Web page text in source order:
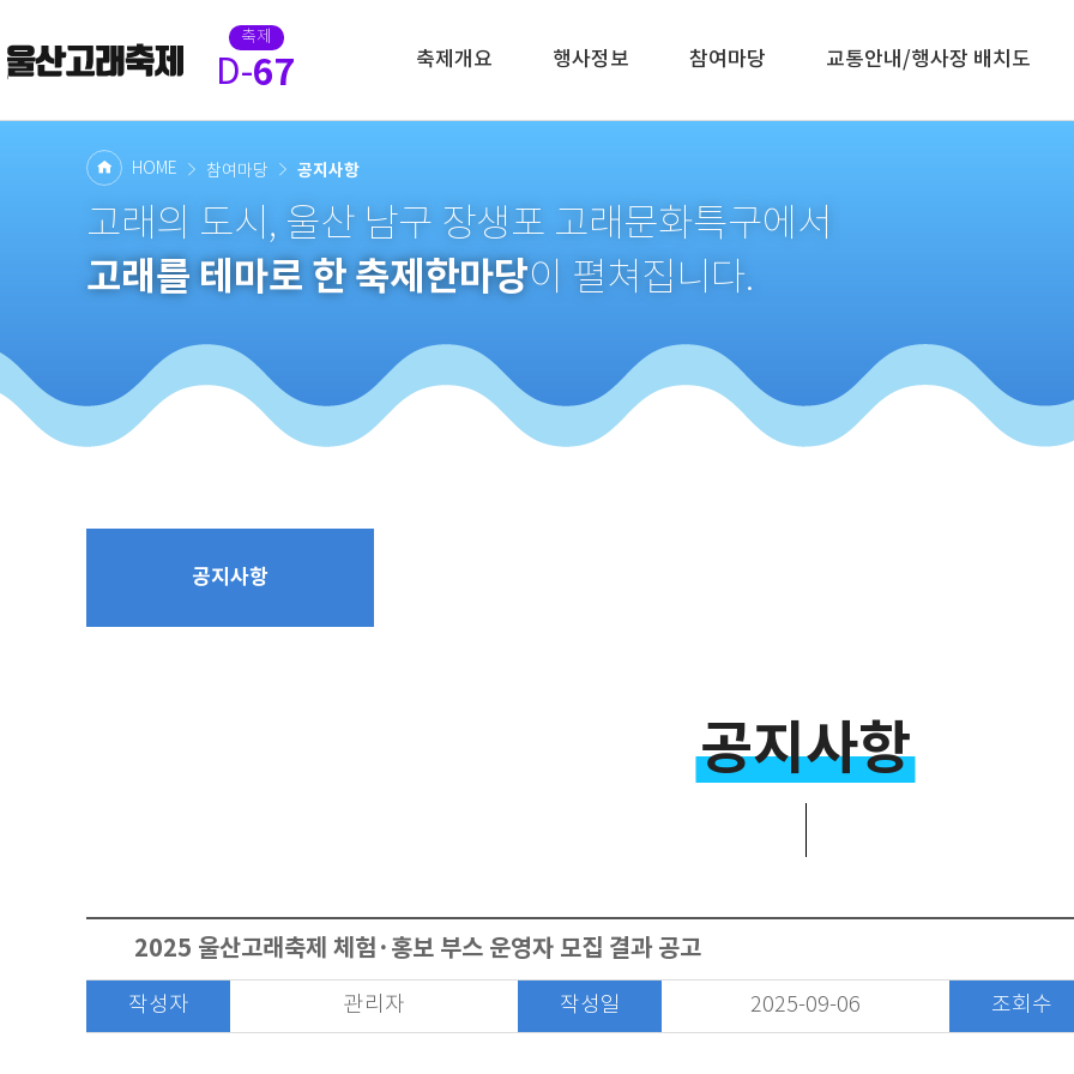
축제
D-67 축제개요 행사정보 참여마당 교통안내/행사장 배치도
HOME 참여마당 공지사항
고래의 도시, 울산 남구 장생포 고래문화특구에서
고래를 테마로 한 축제한마당이 펼쳐집니다.
공지사항
공지사항
2025 울산고래축제 체험·홍보 부스 운영자 모집 결과 공고
작성자 관리자 작성일 2025-09-06 조회수